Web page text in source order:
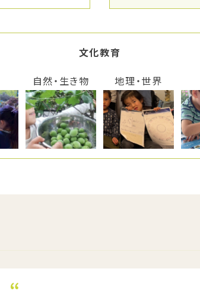
文化教育
自然・生き物 地理・世界